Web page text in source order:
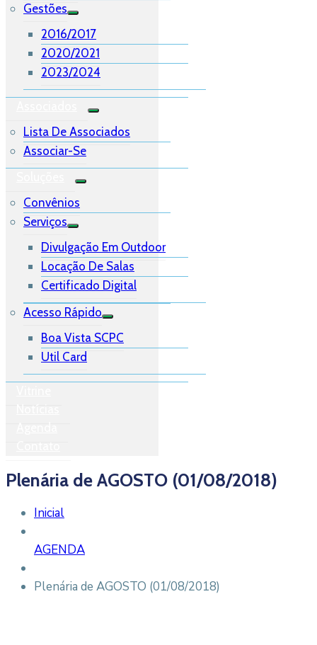
Gestões
2016/2017
2020/2021
2023/2024
Lista De Associados
Associar-Se
Convênios
Serviços
Divulgação Em Outdoor
Locação De Salas
Certificado Digital
Acesso Rápido
Boa Vista SCPC
Util Card
Plenária de AGOSTO (01/08/2018)
Inicial
AGENDA
Plenária de AGOSTO (01/08/2018)